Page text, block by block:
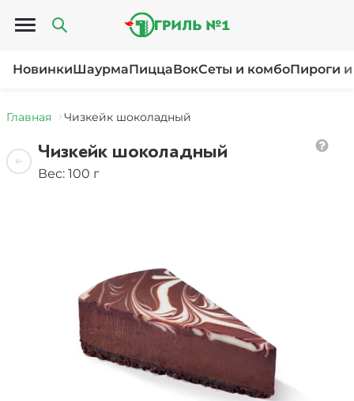
Открыть меню
НовинкиШаурмаПиццаВокСеты и комбоПироги
Главная Чизкейк шоколадный
Чизкейк шоколадный
Вес: 100 г